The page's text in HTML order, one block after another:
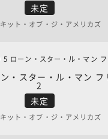
未定
ット・オブ・ジ・アメリカズ
未定
・スター・ル・マン フ
2
ーン・スター・ル・マン フ
ット・オブ・ジ・アメリカズ